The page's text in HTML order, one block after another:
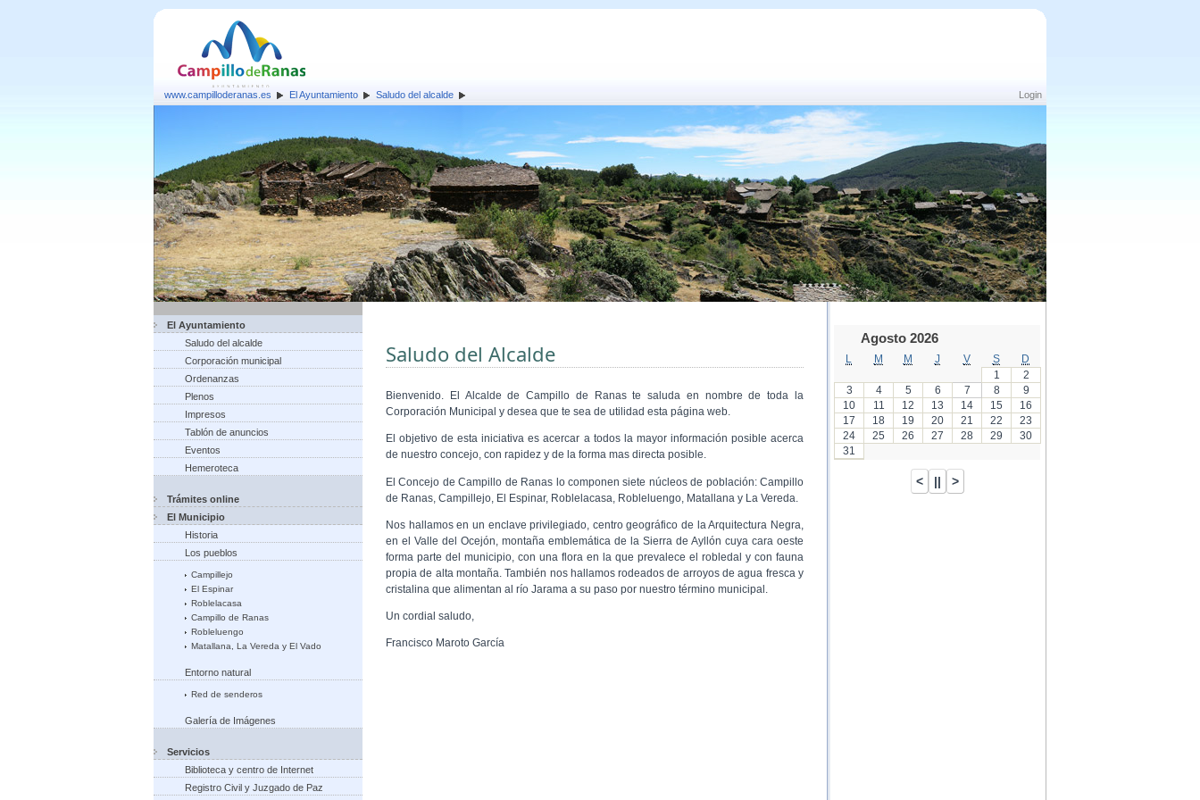
Login
www.campilloderanas.es El Ayuntamiento Saludo del alcalde
El Ayuntamiento
Saludo del alcalde
Corporación municipal
Ordenanzas
Plenos
Impresos
Tablón de anuncios
Eventos
Hemeroteca
Trámites online
El Municipio
Historia
Los pueblos
Campillejo
El Espinar
Roblelacasa
Campillo de Ranas
Robleluengo
Matallana, La Vereda y El Vado
Entorno natural
Red de senderos
Galería de Imágenes
Servicios
Biblioteca y centro de Internet
Registro Civil y Juzgado de Paz
Saludo del Alcalde
Bienvenido. El Alcalde de Campillo de Ranas te saluda en nombre de toda la
Corporación Municipal y desea que te sea de utilidad esta página web.
El objetivo de esta iniciativa es acercar a todos la mayor información posible acerca
de nuestro concejo, con rapidez y de la forma mas directa posible.
El Concejo de Campillo de Ranas lo componen siete núcleos de población: Campillo
de Ranas, Campillejo, El Espinar, Roblelacasa, Robleluengo, Matallana y La Vereda.
Nos hallamos en un enclave privilegiado, centro geográfico de la Arquitectura Negra,
en el Valle del Ocejón, montaña emblemática de la Sierra de Ayllón cuya cara oeste
forma parte del municipio, con una flora en la que prevalece el robledal y con fauna
propia de alta montaña. También nos hallamos rodeados de arroyos de agua fresca y
cristalina que alimentan al río Jarama a su paso por nuestro término municipal.
Un cordial saludo,
Francisco Maroto García
Agosto 2026
M M J V S
D
1
2
3
4 5 6 7 8
9
10
11 12 13 14 15
16
17
18 19 20 21 22
23
24
25 26 27 28 29
30
31